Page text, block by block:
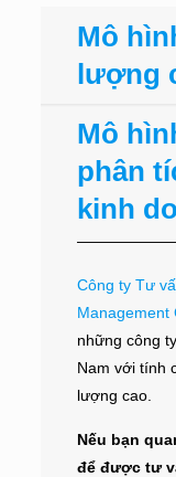
Mô
lượng
Mô
phân
kinh
Công ty Tư
Management
những công
Nam với tính
lượng cao.
Nếu bạn
để được tư